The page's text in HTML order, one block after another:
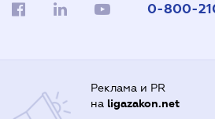
0-800-
Реклама и PR
на ligazakon.net